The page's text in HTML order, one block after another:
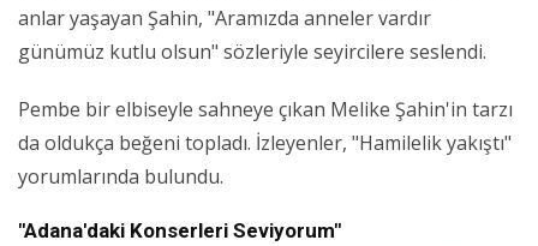
anlar yaşayan Şahin, "Aramızda anneler vardır
günümüz kutlu olsun" sözleriyle seyircilere seslendi.
Pembe bir elbiseyle sahneye çıkan Melike Şahin'in tarzı
da oldukça beğeni topladı. İzleyenler, "Hamilelik yakıştı"
yorumlarında bulundu.
"Adana'daki Konserleri Seviyorum"